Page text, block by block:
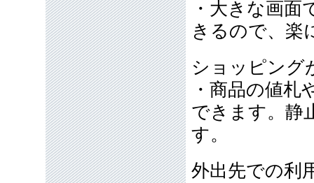
・大きな画
きるので、楽
ショッピング
・商品の値
できます。静
す。
外出先での利